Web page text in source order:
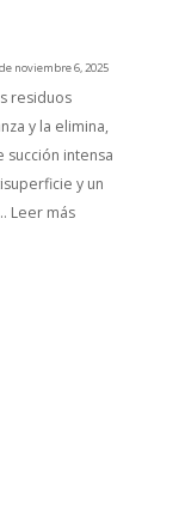
noviembre 6, 2025
residuos
y la elimina,
succión intensa
y un
Leer más